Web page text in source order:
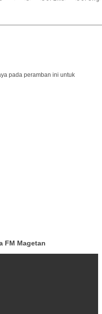
pada peramban ini untuk
FM Magetan